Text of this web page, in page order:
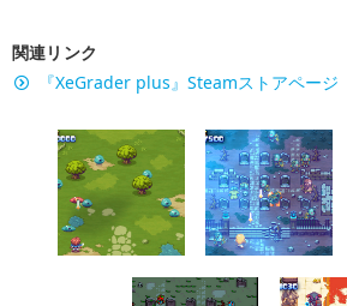
関連リンク
『XeGrader plus』Steamストアページ